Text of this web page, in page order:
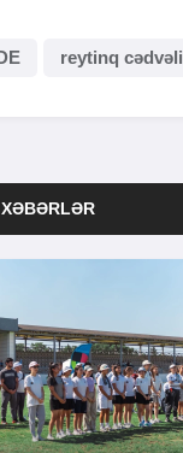
reytinq cədvəli
XƏBƏRLƏR